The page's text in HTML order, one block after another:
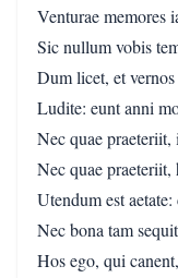
Venturae memores
Sic nullum vobis
Dum licet, et
Ludite: eunt anni
Nec quae
Nec quae praeteriit,
Utendum est
Nec bona tam
Hos ego, qui